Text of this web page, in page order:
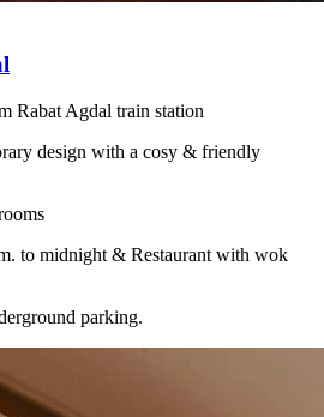
Rabat Agdal train station
design with a cosy & friendly
to midnight & Restaurant with wok
parking.